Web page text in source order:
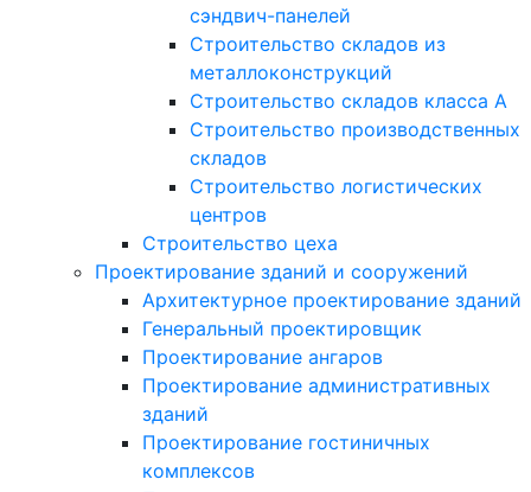
сэндвич-панелей
Строительство складов из
металлоконструкций
Строительство складов класса А
Строительство производственных
складов
Строительство логистических
центров
Строительство цеха
Проектирование зданий и сооружений
Архитектурное проектирование зданий
Генеральный проектировщик
Проектирование ангаров
Проектирование административных
зданий
Проектирование гостиничных
комплексов